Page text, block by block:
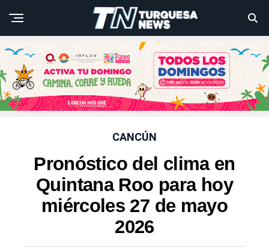
CANCÚN
Pronóstico del clima en
Quintana Roo para hoy
miércoles 27 de mayo
2026